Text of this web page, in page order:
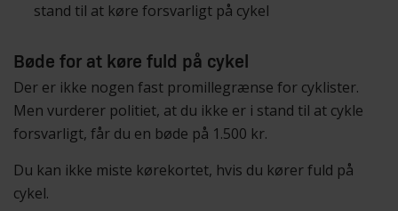
stand til at køre forsvarligt på cykel
Bøde for at køre fuld på cykel
Der er ikke nogen fast promillegrænse for cyklister.
Men vurderer politiet, at du ikke er i stand til at cykle
forsvarligt, får du en bøde på 1.500 kr.
Du kan ikke miste kørekortet, hvis du kører fuld på
cykel.